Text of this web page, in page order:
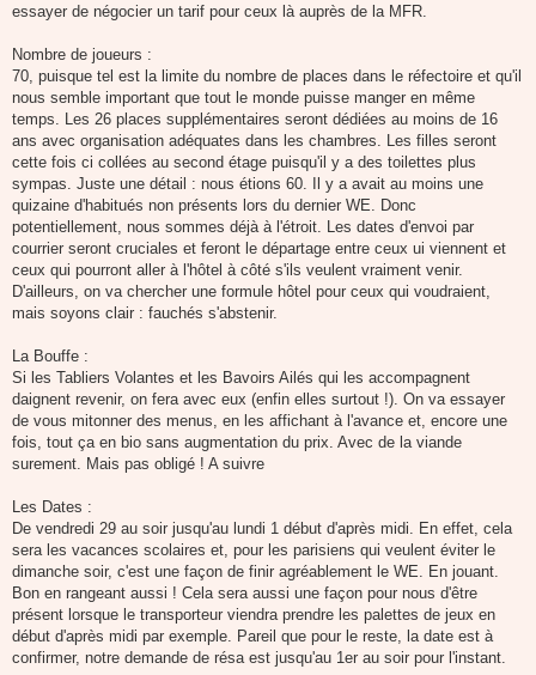
essayer de négocier un tarif pour ceux là auprès de la MFR.
Nombre de joueurs :
70, puisque tel est la limite du nombre de places dans le réfectoire et qu'il
nous semble important que tout le monde puisse manger en même
temps. Les 26 places supplémentaires seront dédiées au moins de 16
ans avec organisation adéquates dans les chambres. Les filles seront
cette fois ci collées au second étage puisqu'il y a des toilettes plus
sympas. Juste une détail : nous étions 60. Il y a avait au moins une
quizaine d'habitués non présents lors du dernier WE. Donc
potentiellement, nous sommes déjà à l'étroit. Les dates d'envoi par
courrier seront cruciales et feront le départage entre ceux ui viennent et
ceux qui pourront aller à l'hôtel à côté s'ils veulent vraiment venir.
D'ailleurs, on va chercher une formule hôtel pour ceux qui voudraient,
mais soyons clair : fauchés s'abstenir.
La Bouffe :
Si les Tabliers Volantes et les Bavoirs Ailés qui les accompagnent
daignent revenir, on fera avec eux (enfin elles surtout !). On va essayer
de vous mitonner des menus, en les affichant à l'avance et, encore une
fois, tout ça en bio sans augmentation du prix. Avec de la viande
surement. Mais pas obligé ! A suivre
Les Dates :
De vendredi 29 au soir jusqu'au lundi 1 début d'après midi. En effet, cela
sera les vacances scolaires et, pour les parisiens qui veulent éviter le
dimanche soir, c'est une façon de finir agréablement le WE. En jouant.
Bon en rangeant aussi ! Cela sera aussi une façon pour nous d'être
présent lorsque le transporteur viendra prendre les palettes de jeux en
début d'après midi par exemple. Pareil que pour le reste, la date est à
confirmer, notre demande de résa est jusqu'au 1er au soir pour l'instant.